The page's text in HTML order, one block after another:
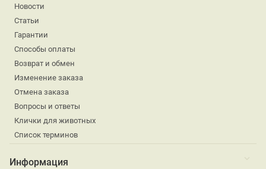
Новости
Статьи
Гарантии
Способы оплаты
Возврат и обмен
Изменение заказа
Отмена заказа
Вопросы и ответы
Клички для животных
Список терминов
Информация